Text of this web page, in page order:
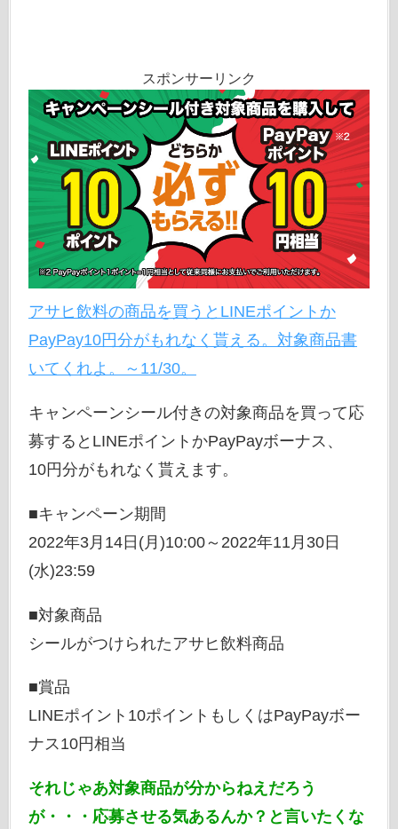
スポンサーリンク
アサヒ飲料の商品を買うとLINEポイントか
PayPay10円分がもれなく貰える。対象商品書
いてくれよ。～11/30。
キャンペーンシール付きの対象商品を買って応
募するとLINEポイントかPayPayボーナス、
10円分がもれなく貰えます。
■キャンペーン期間
2022年3月14日(月)10:00～2022年11月30日
(水)23:59
■対象商品
シールがつけられたアサヒ飲料商品
■賞品
LINEポイント10ポイントもしくはPayPayボー
ナス10円相当
それじゃあ対象商品が分からねえだろう
が・・・応募させる気あるんか？と言いたくな